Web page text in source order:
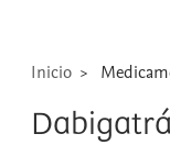
Inicio